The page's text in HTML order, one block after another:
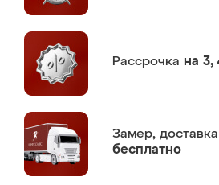
Рассрочка на 3,
Замер,
бесплатно